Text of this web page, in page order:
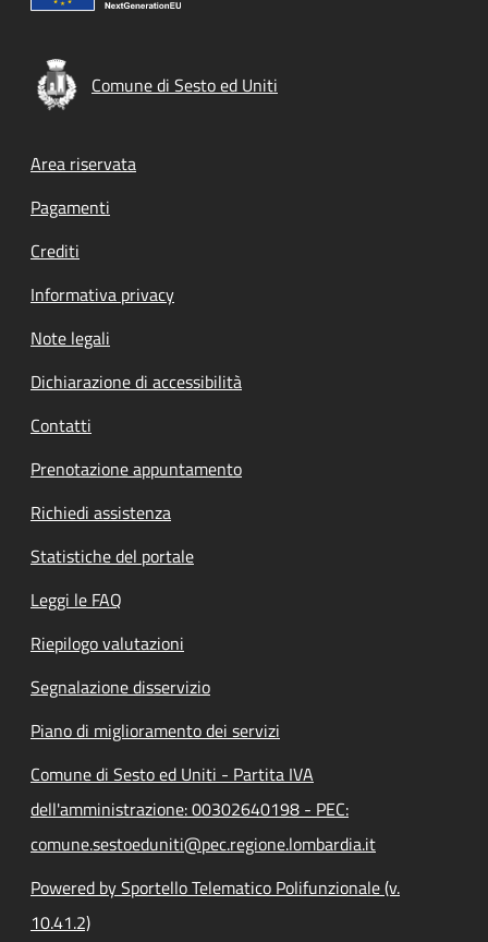
Comune di Sesto ed Uniti
Footer menu
Area riservata
Pagamenti
Crediti
Informativa privacy
Note legali
Dichiarazione di accessibilità
Contatti
Prenotazione appuntamento
Richiedi assistenza
Statistiche del portale
Leggi le FAQ
Riepilogo valutazioni
Segnalazione disservizio
Piano di miglioramento dei servizi
Comune di Sesto ed Uniti - Partita IVA
dell'amministrazione: 00302640198 - PEC:
comune.sestoeduniti@pec.regione.lombardia.it
Powered by Sportello Telematico Polifunzionale (v.
10.41.2)